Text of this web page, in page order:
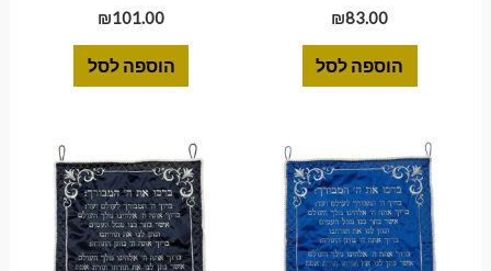
₪83.00
הוספה לסל
₪101.00
הוספה לסל